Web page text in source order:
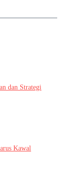
dan Strategi
Kawal